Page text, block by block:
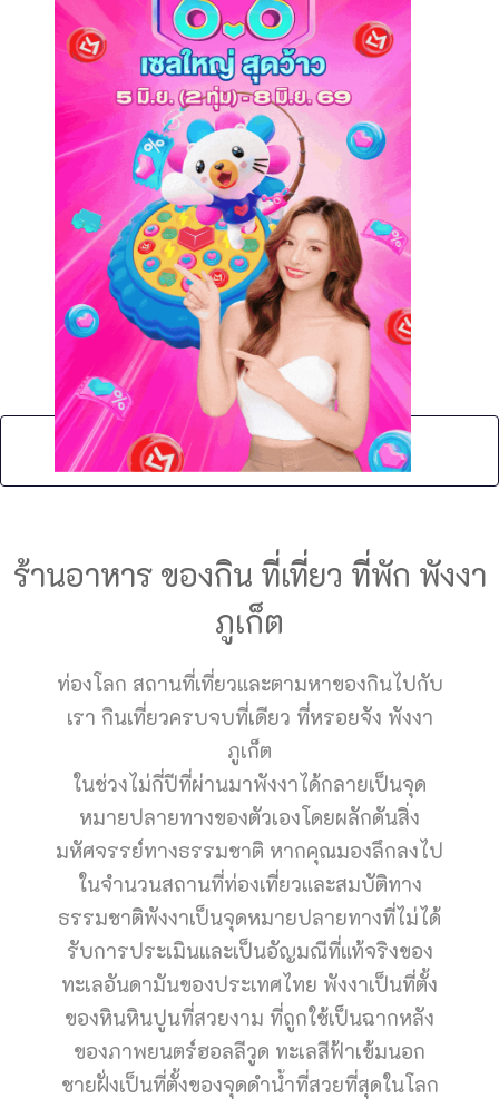
No Post Found
ร้านอาหาร ของกิน ที่เที่ยว ที่พัก พังงา
ภูเก็ต
ท่องโลก สถานที่เที่ยวและตามหาของกินไปกับ
เรา กินเที่ยวครบจบที่เดียว ที่หรอยจัง พังงา
ภูเก็ต
ในช่วงไม่กี่ปีที่ผ่านมาพังงาได้กลายเป็นจุด
หมายปลายทางของตัวเองโดยผลักดันสิ่ง
มหัศจรรย์ทางธรรมชาติ หากคุณมองลึกลงไป
ในจำนวนสถานที่ท่องเที่ยวและสมบัติทาง
ธรรมชาติพังงาเป็นจุดหมายปลายทางที่ไม่ได้
รับการประเมินและเป็นอัญมณีที่แท้จริงของ
ทะเลอันดามันของประเทศไทย พังงาเป็นที่ตั้ง
ของหินหินปูนที่สวยงาม ที่ถูกใช้เป็นฉากหลัง
ของภาพยนตร์ฮอลลีวูด ทะเลสีฟ้าเข้มนอก
ชายฝั่งเป็นที่ตั้งของจุดดำน้ำที่สวยที่สุดในโลก